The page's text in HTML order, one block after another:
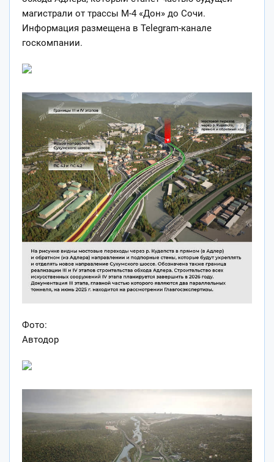
магистрали от трассы М-4 «Дон» до Сочи.
Информация размещена в Telegram-канале
госкомпании.
Фото:
Автодор